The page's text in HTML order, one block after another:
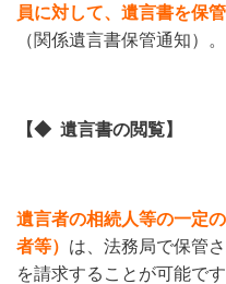
員に対して、遺言書を保
（関係遺言書保管通知）。
【◆ 遺言書の閲覧】
遺言者の相続人等の一定
者等） は、法務局で保管
を請求することが可能で